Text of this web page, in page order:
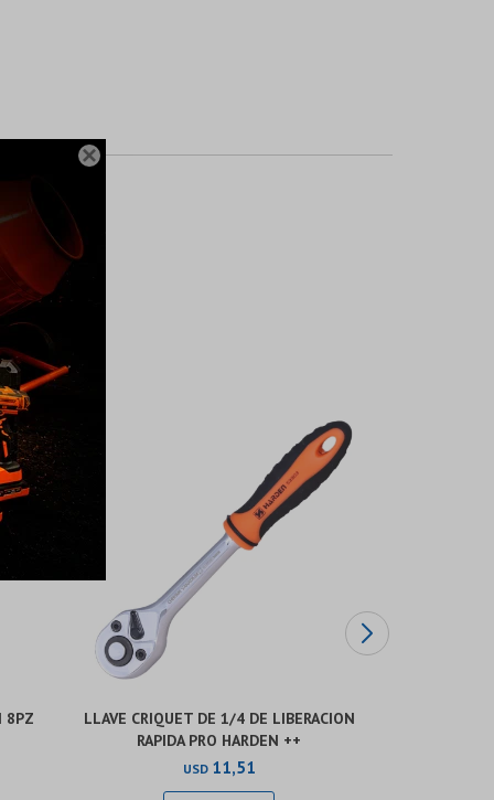

8PZ
LLAVE CRIQUET DE 1/4 DE LIBERACION
RAPIDA PRO HARDEN ++
USD 11,51